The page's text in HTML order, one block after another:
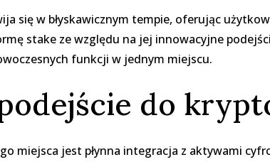
się w błyskawicznym tempie, oferując
stake ze względu na jej innowacyjne
funkcji w jednym miejscu.
do
miejsca jest płynna integracja z aktywami